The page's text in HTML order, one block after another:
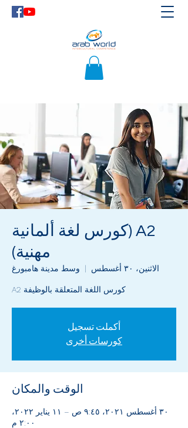
A2 (كورس لغة ألمانية
مهنية)
الاثنين، ٣٠ أغسطس
  |
وسط مدينة هامبورغ
كورس اللغة المتعلقة بالوظيفة A2
أكملت تسجيل
كورسات أخرى
الوقت والمكان
٣٠ أغسطس ٢٠٢١، ٩:٤٥ ص – ١١ يناير ٢٠٢٢،
٢:٠٠ م